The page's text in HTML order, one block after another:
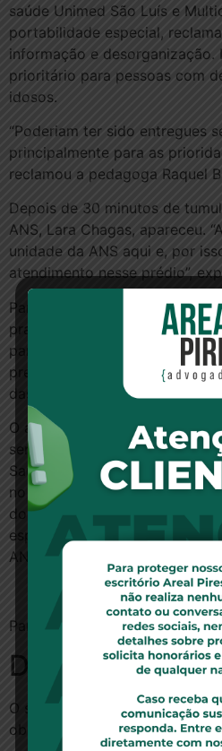
saúde Unimed São Luís e
portabilidade especial,
informação e desorganização.
prioritário para pessoas com
idosos.
“Poderiam ter sido entregues
principalmente para as
reclamou a pedagoga Raquel
Depois de 30 minutos de
ANS, Lara Chagas, apareceu.
unidade da ANS aqui e, por
atendimento nesse prédio”,
Para o usuário da Unimed São
prazo para a portabilidade é
para outros planos, no entanto,
preocupação maior é não
das outras empresas”, disse a
O atendimento da Agência
sendo realizado no Núcleo
Saúde, que fica na Avenida
no Parque Bom Menino, no
do prédio do INSS. Para
especial, os interessados
ANS: 0800 701 96 56.
Para ler a notícia no site do
Deixe um
O seu endereço de e-mail não
obrigatórios são marcados